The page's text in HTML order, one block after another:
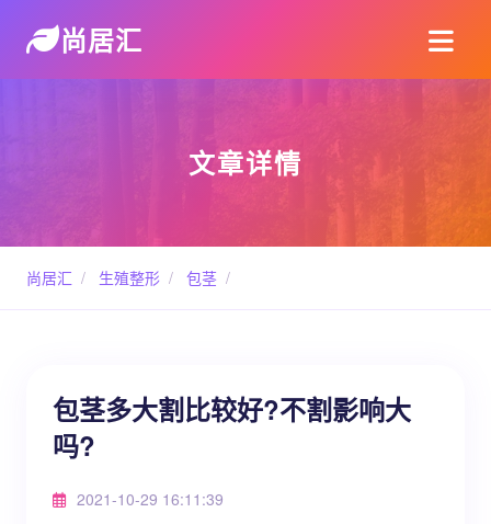
尚居汇
文章详情
尚居汇 / 生殖整形 / 包茎 /
包茎多大割比较好?不割影响大
吗?
2021-10-29 16:11:39